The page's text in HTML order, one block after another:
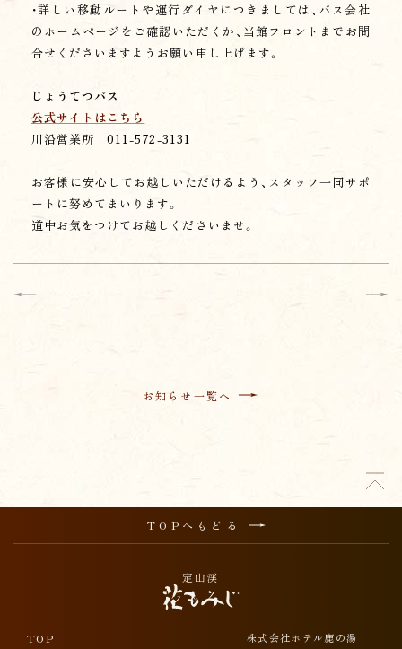
正、削除、利用停止等を希望される場合、ご本人で
あることを確認したうえで適切に対応します。
クッキー(COOKIE)及びアクセスログについて
当グループのウェブサイトでは、お客様が便利に
利用いただける様、クッキー(Cookie)を使用して
クッキーとは、ウェブサーバーからお客様のブラウザ、ハード
ディスクに小さなファイルデー タを送信し特定の情報を記
録する機能です。 クッキーは、多くのサイトでお客様に有益
な機能を提供する目的で使用されており、お客様個人 の身元
トでは、お客様が訪問された際に、アクセスされた日時、IP ア
は、当ウェブページに掲載いたします。 なお、当ウェブサイ
トにリンクされている他のウェブサイトにおけるお客様の個
当社は、個人情報の取扱いに関する苦情等を受け
たときは、迅速かつ適切に対応します。当社の個
人情報の取り扱いに関するお問い合わせフォーム
・詳しい移動ルートや運行ダイヤにつきましては、バス会社
のホームページをご確認いただくか、当館フロントまでお問
合せくださいますようお願い申し上げます。
じょうてつバス
公式サイトはこちら
川沿営業所011-572-3131
お客様に安心してお越しいただけるよう、スタッフ一同サポ
ートに努めてまいります。
道中お気をつけてお越しくださいませ。
お知らせ一覧へ
TOPへもどる
TOP
株式会社ホテル鹿の湯